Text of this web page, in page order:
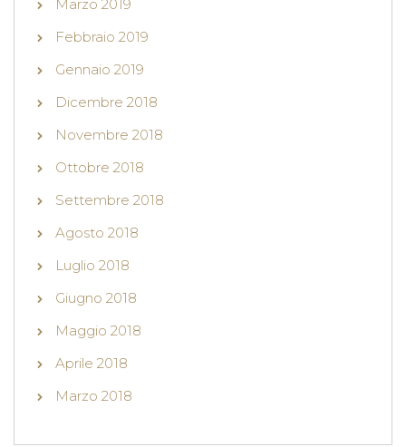
Marzo 2019
Febbraio 2019
Gennaio 2019
Dicembre 2018
Novembre 2018
Ottobre 2018
Settembre 2018
Agosto 2018
Luglio 2018
Giugno 2018
Maggio 2018
Aprile 2018
Marzo 2018